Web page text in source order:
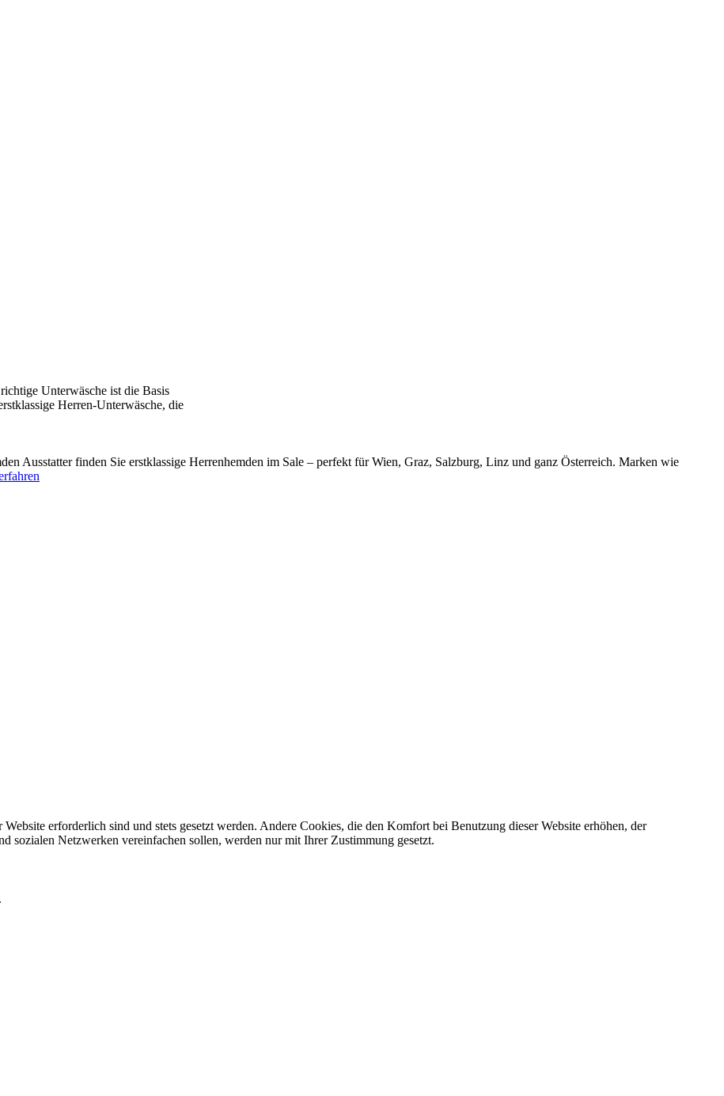
Unterwäsche ist die Basis
Herren-Unterwäsche, die
Ausstatter finden Sie erstklassige Herrenhemden im Sale – perfekt für Wien, Graz, Salzburg, Linz und ganz Österreich. Marken wie
erforderlich sind und stets gesetzt werden. Andere Cookies, die den Komfort bei Benutzung dieser Website erhöhen, der
sozialen Netzwerken vereinfachen sollen, werden nur mit Ihrer Zustimmung gesetzt.